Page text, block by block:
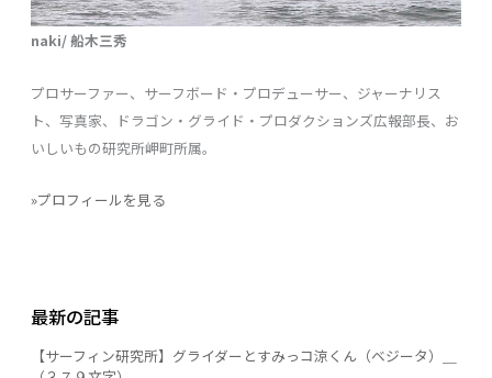
naki/ 船木三秀
プロサーファー、サーフボード・プロデューサー、ジャーナリス
ト、写真家、ドラゴン・グライド・プロダクションズ広報部長、お
いしいもの研究所岬町所属。
»プロフィールを見る
最新の記事
【サーフィン研究所】グライダーとすみっコ涼くん（ベジータ）＿